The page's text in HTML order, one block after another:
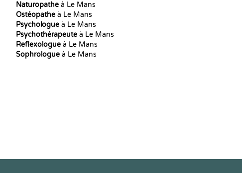
Naturopathe à Le Mans
Ostéopathe à Le Mans
Psychologue à Le Mans
Psychothérapeute à Le Mans
Reflexologue à Le Mans
Sophrologue à Le Mans